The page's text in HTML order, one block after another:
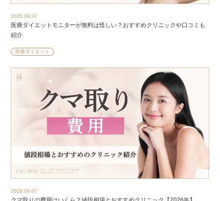
2026.08.07
医療ダイエットモニターが無料は怪しい？おすすめクリニックや口コミも
紹介
医療ダイエット
2026.08.07